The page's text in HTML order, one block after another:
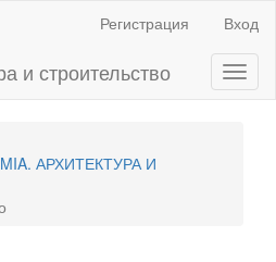
Регистрация Вход
и строительство
АРХИТЕКТУРА И